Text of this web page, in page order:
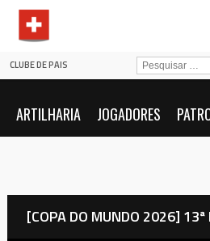
CLUBE DE PAIS
ARTILHARIA JOGADORES
[COPA DO MUNDO 2026] 13ª